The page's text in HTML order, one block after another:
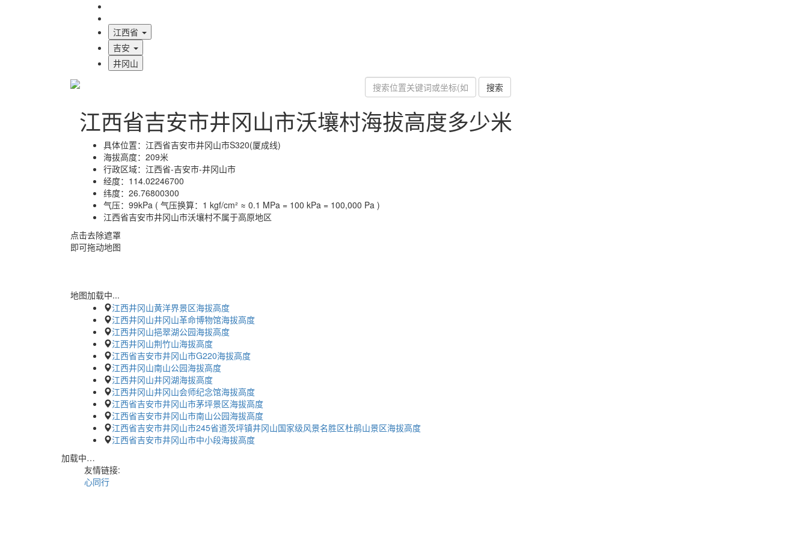
江西省
吉安
井冈山
搜索
江西省吉安市井冈山市沃壤村海拔高度多少米
具体位置： 江西省吉安市井冈山市S320(厦成线)
海拔高度： 209米
行政区域： 江西省-吉安市-井冈山市
经度： 114.02246700
纬度： 26.76800300
气压： 99kPa ( 气压换算：1 kgf/cm² ≈ 0.1 MPa = 100 kPa = 100,000 Pa )
江西省吉安市井冈山市沃壤村不属于高原地区
点击去除遮罩
即可拖动地图
地图加载中...
江西井冈山黄洋界景区海拔高度
江西井冈山井冈山革命博物馆海拔高度
江西井冈山挹翠湖公园海拔高度
江西井冈山荆竹山海拔高度
江西省吉安市井冈山市G220海拔高度
江西井冈山南山公园海拔高度
江西井冈山井冈湖海拔高度
江西井冈山井冈山会师纪念馆海拔高度
江西省吉安市井冈山市茅坪景区海拔高度
江西省吉安市井冈山市南山公园海拔高度
江西省吉安市井冈山市245省道茨坪镇井冈山国家级风景名胜区杜鹃山景区海拔高度
江西省吉安市井冈山市中小段海拔高度
加载中…
友情链接:
心同行